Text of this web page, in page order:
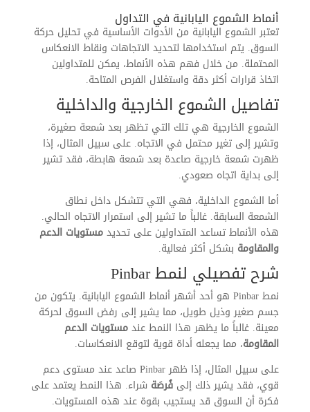
أنماط الشموع اليابانية في التداول
تعتبر الشموع اليابانية من الأدوات الأساسية في تحليل حركة
السوق. يتم استخدامها لتحديد الاتجاهات ونقاط الانعكاس
المحتملة. من خلال فهم هذه الأنماط، يمكن للمتداولين
اتخاذ قرارات أكثر دقة واستغلال الفرص المتاحة.
تفاصيل الشموع الخارجية والداخلية
الشموع الخارجية هي تلك التي تظهر بعد شمعة صغيرة،
وتشير إلى تغير محتمل في الاتجاه. على سبيل المثال، إذا
ظهرت شمعة خارجية صاعدة بعد شمعة هابطة، فقد تشير
إلى بداية اتجاه صعودي.
أما الشموع الداخلية، فهي التي تتشكل داخل نطاق
الشمعة السابقة. غالباً ما تشير إلى استمرار الاتجاه الحالي.
هذه الأنماط تساعد المتداولين على تحديدمستويات الدعم
والمقاومة بشكل أكثر فعالية.
شرح تفصيلي لنمط Pinbar
نمط Pinbar هو أحد أشهر أنماط الشموع اليابانية. يتكون من
جسم صغير وذيل طويل، مما يشير إلى رفض السوق لحركة
معينة. غالباً ما يظهر هذا النمط عندمستويات الدعم
المقاومة، مما يجعله أداة قوية لتوقع الانعكاسات.
على سبيل المثال، إذا ظهر Pinbar صاعد عند مستوى دعم
قوي، فقد يشير ذلك إلى فُرصَة شراء. هذا النمط يعتمد على
فكرة أن السوق قد يستجيب بقوة عند هذه المستويات.